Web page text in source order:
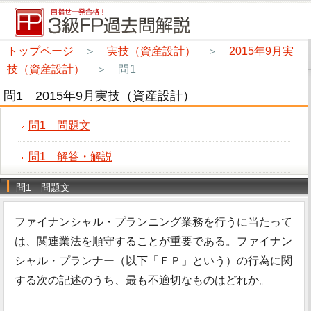
トップページ ＞ 実技（資産設計） ＞ 2015年9月実
技（資産設計）
＞ 問1
問1 2015年9月実技（資産設計）
問1 問題文
問1 解答・解説
問1 問題文
ファイナンシャル・プランニング業務を行うに当たって
は、関連業法を順守することが重要である。ファイナン
シャル・プランナー（以下「ＦＰ」という）の行為に関
する次の記述のうち、最も不適切なものはどれか。